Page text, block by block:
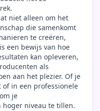
niet alleen om het
die samenkomt
te creëren,
een bewijs van hoe
kan opleveren,
als
aan het plezier. Of je
in een professionele
je
hoger niveau te tillen.